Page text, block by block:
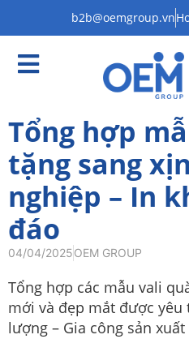
b2b@oemgroup.vn
Tổng hợp
tặng sang
nghiệp – In
đáo
04/04/2025OEM GROUP
Tổng hợp các mẫu vali
mới và đẹp mắt được
lượng – Gia công sản